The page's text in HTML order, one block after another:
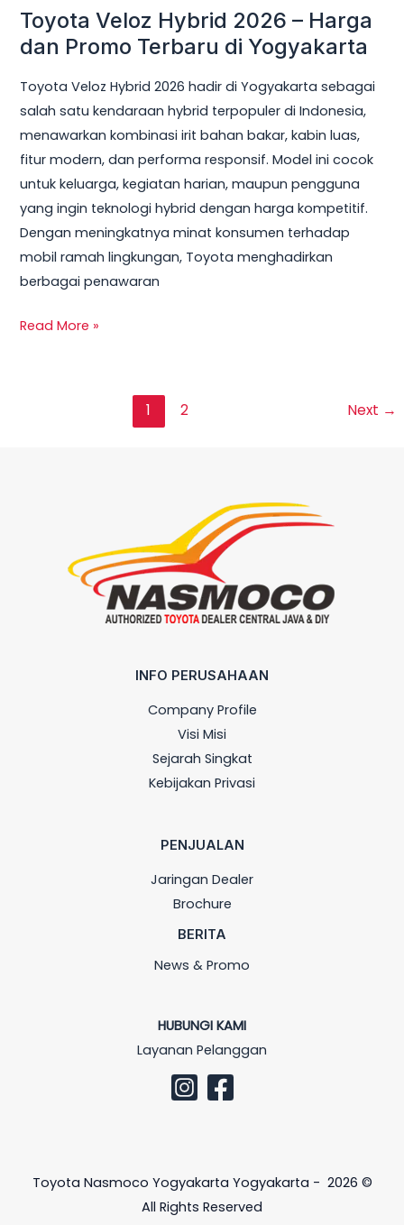
Toyota Veloz Hybrid 2026 – Harga
dan Promo Terbaru di Yogyakarta
Toyota Veloz Hybrid 2026 hadir di Yogyakarta sebagai
salah satu kendaraan hybrid terpopuler di Indonesia,
menawarkan kombinasi irit bahan bakar, kabin luas,
fitur modern, dan performa responsif. Model ini cocok
untuk keluarga, kegiatan harian, maupun pengguna
yang ingin teknologi hybrid dengan harga kompetitif.
Dengan meningkatnya minat konsumen terhadap
mobil ramah lingkungan, Toyota menghadirkan
berbagai penawaran
Read More »
1 2 Next →
INFO PERUSAHAAN
Company Profile
Visi Misi
Sejarah Singkat
Kebijakan Privasi
PENJUALAN
Jaringan Dealer
Brochure
BERITA
News & Promo
HUBUNGI KAMI
Layanan Pelanggan
Toyota Nasmoco Yogyakarta Yogyakarta - 2026 ©
All Rights Reserved